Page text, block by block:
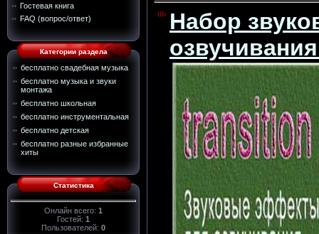
Гостевая книга
FAQ (вопрос/ответ)
Категории раздела
бесплатно свадебная музыка
бесплатно музыка и звуки
монтажа
бесплатно школьная
бесплатно инструментальная
бесплатно детская
бесплатно разные избранные
хиты
Статистика
Онлайн всего: 1
Гостей: 1
Пользователей: 0
Набор